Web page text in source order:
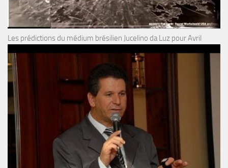
Les prédictions du médium brésilien Jucelino da Luz pour Avril